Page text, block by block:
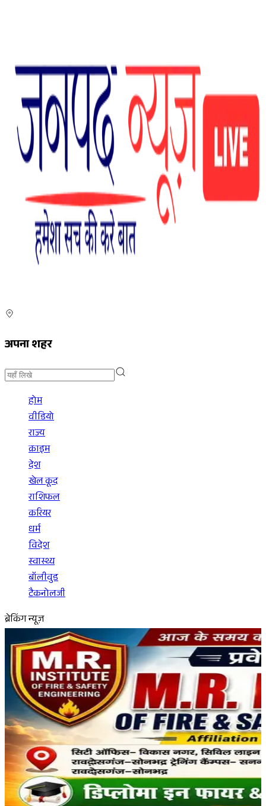
अपना शहर
होम
वीडियो
राज्य
क्राइम
देश
खेल कूद
राशिफल
करियर
धर्म
विदेश
स्वास्थ्य
बॉलीवुड
टैकनोलजी
ब्रेकिंग न्यूज़